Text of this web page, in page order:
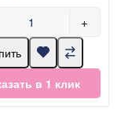
+
в 1 клик